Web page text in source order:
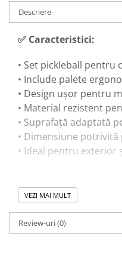
Descriere
✅ Caracteristici:
• Set pickleball pentru
• Include palete
• Design ușor pentru
• Material rezistent
• Suprafață adaptată
• Dimensiune
• Ideal pentru exterior
🎓 Beneficii
• Dezvoltă
• Îmbunătățește
VEZI MAI MULT
Review-uri(0)